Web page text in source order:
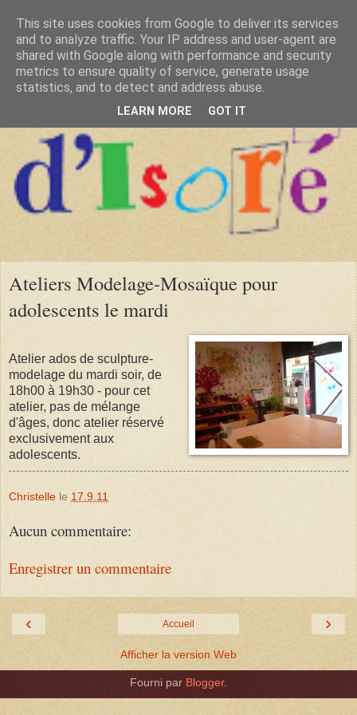
Ateliers Modelage-Mosaïque pour
adolescents le mardi
Atelier ados de sculpture-
modelage du mardi soir, de
18h00 à 19h30 - pour cet
atelier, pas de mélange
d'âges, donc atelier réservé
exclusivement aux
adolescents.
Christelle le 17.9.11
Aucun commentaire:
Enregistrer un commentaire
‹ ›
Accueil
Afficher la version Web
Fourni par Blogger.
This site uses cookies from Google to deliver its services
and to analyze traffic. Your IP address and user-agent are
shared with Google along with performance and security
metrics to ensure quality of service, generate usage
statistics, and to detect and address abuse.
LEARN MORE GOT IT